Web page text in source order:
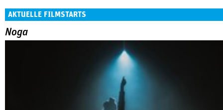
AKTUELLE FILMSTARTS
Noga